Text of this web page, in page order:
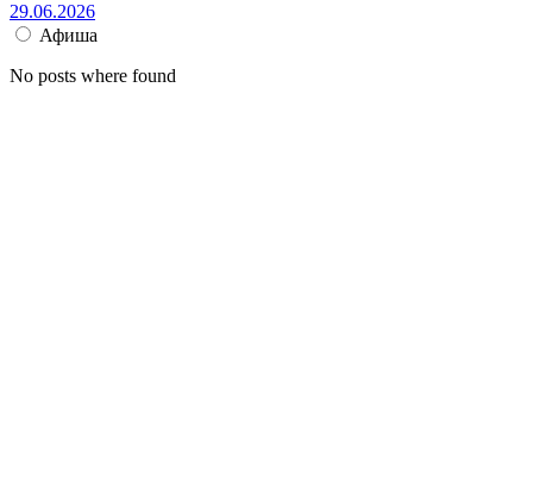
29.06.2026
Афиша
No posts where found